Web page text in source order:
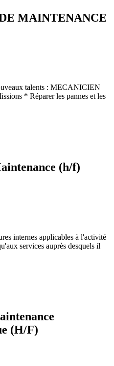
MAINTENANCE
talents : MECANICIEN
* Réparer les pannes et les
(h/f)
internes applicables à l'activité
services auprès desquels il
(H/F)